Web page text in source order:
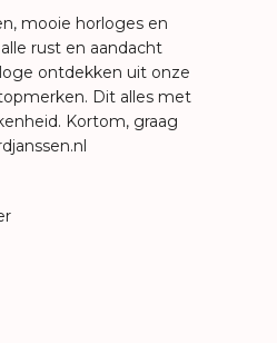
mooie horloges en
rust en aandacht
ontdekken uit onze
Dit alles met
Kortom, graag